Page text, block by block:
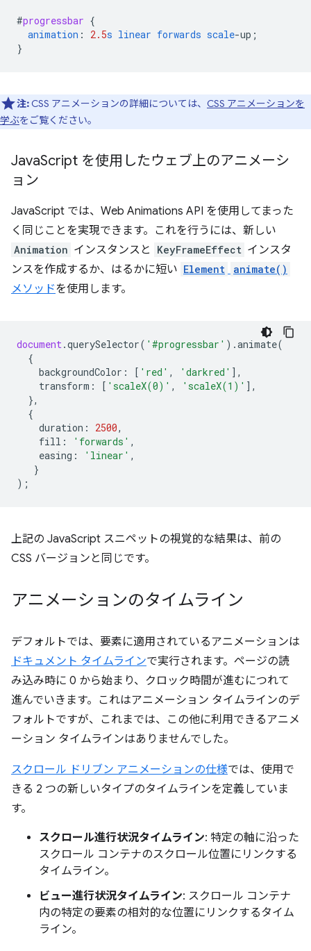
#progressbar {
animation : 2.5s linear forwards scale-up ;
}
注: CSS アニメーションの詳細については、 CSS アニメーションを
学ぶをご覧ください。
JavaScript を使用したウェブ上のアニメーシ
ョン
JavaScript では、Web Animations API を使用してまった
く同じことを実現できます。これを行うには、新しい
Animation インスタンスと KeyFrameEffect インスタ
ンスを作成するか、はるかに短い Element animate()
メソッドを使用します。
document.querySelector( '#progressbar' ).animate(
{
backgroundColor : [ 'red' , 'darkred' ],
transform : [ 'scaleX(0)' , 'scaleX(1)' ],
},
{
duration : 2500,
fill : 'forwards' ,
easing : 'linear' ,
}
);
上記の JavaScript スニペットの視覚的な結果は、前の
CSS バージョンと同じです。
アニメーションのタイムライン
デフォルトでは、要素に適用されているアニメーションは
ドキュメント タイムラインで実行されます。ページの読
み込み時に 0 から始まり、クロック時間が進むにつれて
進んでいきます。これはアニメーション タイムラインのデ
フォルトですが、これまでは、この他に利用できるアニメ
ーション タイムラインはありませんでした。
スクロール ドリブン アニメーションの仕様では、使用で
きる 2 つの新しいタイプのタイムラインを定義していま
す。
スクロール進行状況タイムライン: 特定の軸に沿った
スクロール コンテナのスクロール位置にリンクする
タイムライン。
ビュー進行状況タイムライン: スクロール コンテナ
内の特定の要素の相対的な位置にリンクするタイム
ライン。